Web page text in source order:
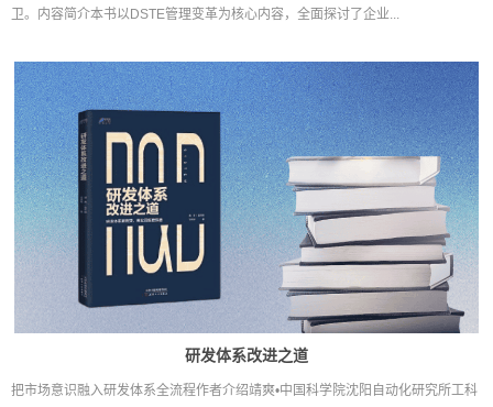
卫。内容简介本书以DSTE管理变革为核心内容，全面探讨了企业...
研发体系改进之道
把市场意识融入研发体系全流程作者介绍靖爽•中国科学院沈阳自动化研究所工科